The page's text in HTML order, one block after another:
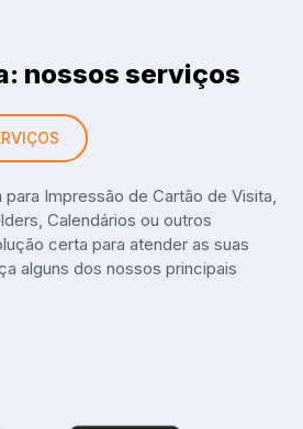
nossos serviços
Impressão de Cartão de Visita,
Calendários ou outros
certa para atender as suas
alguns dos nossos principais